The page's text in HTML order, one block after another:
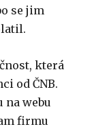
se jim
která
od ČNB.
na webu
firmu